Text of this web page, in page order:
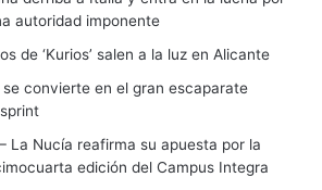
autoridad imponente
de ‘Kurios’ salen a la luz en Alicante
se convierte en el gran escaparate
La Nucía reafirma su apuesta por la
edición del Campus Integra